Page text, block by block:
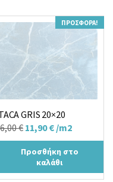
ΠΡΟΣΦΟΡΆ!
GRIS 20×20
€ Original
price
was:
11,90€Η
τρέχουσα
τιμή
/m2
Προσθήκη στο
καλάθι